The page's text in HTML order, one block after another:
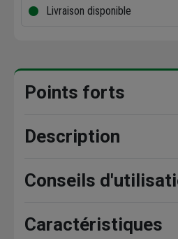
Livraison disponible
Points forts
Description
Conseils
Caractéristiques